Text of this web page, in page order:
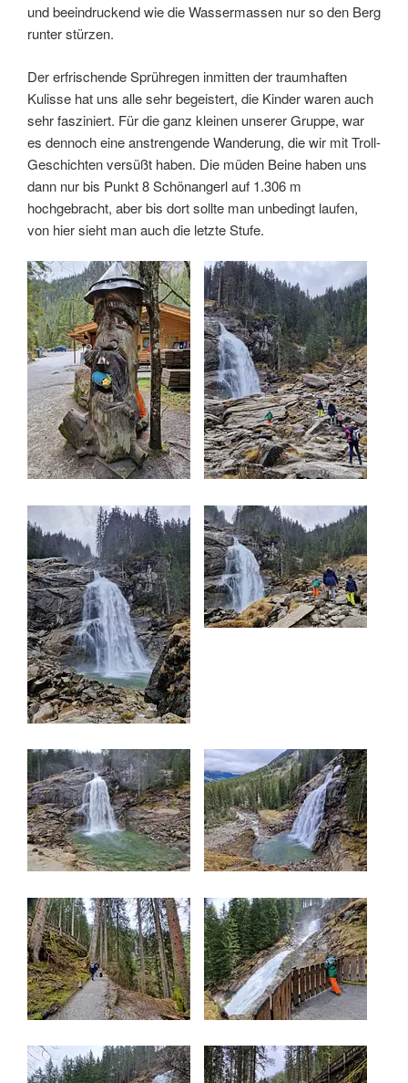
und beeindruckend wie die Wassermassen nur so den Berg
runter stürzen.
Der erfrischende Sprühregen inmitten der traumhaften
Kulisse hat uns alle sehr begeistert, die Kinder waren auch
sehr fasziniert. Für die ganz kleinen unserer Gruppe, war
es dennoch eine anstrengende Wanderung, die wir mit Troll-
Geschichten versüßt haben. Die müden Beine haben uns
dann nur bis Punkt 8 Schönangerl auf 1.306 m
hochgebracht, aber bis dort sollte man unbedingt laufen,
von hier sieht man auch die letzte Stufe.